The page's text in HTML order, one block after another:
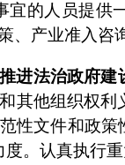
宜的人员提
、产业准入咨
进法治政府建
其他组织权
性文件和政策
度。认真执行